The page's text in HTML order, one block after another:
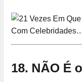
18. NÃO É